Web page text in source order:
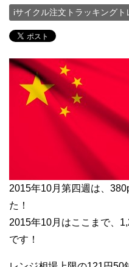
iサイクル注文トラッキングト
2015年10月第四週は、
た！
2015年10月はここまで、
です！